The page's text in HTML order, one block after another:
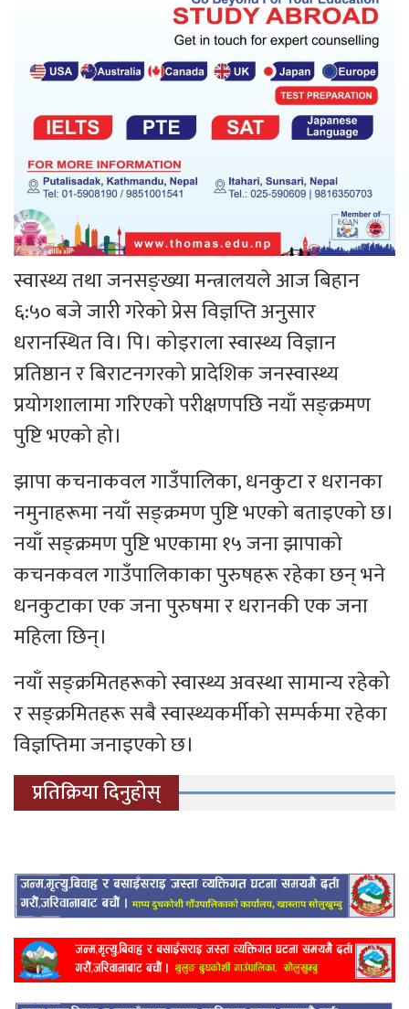
स्वास्थ्य तथा जनसङ्ख्या मन्त्रालयले आज बिहान
६:५० बजे जारी गरेको प्रेस विज्ञप्ति अनुसार
धरानस्थित वि। पि। कोइराला स्वास्थ्य विज्ञान
प्रतिष्ठान र बिराटनगरको प्रादेशिक जनस्वास्थ्य
प्रयोगशालामा गरिएको परीक्षणपछि नयाँ सङ्क्रमण
पुष्टि भएको हो।
झापा कचनाकवल गाउँपालिका, धनकुटा र धरानका
नमुनाहरूमा नयाँ सङ्क्रमण पुष्टि भएको बताइएको छ।
नयाँ सङ्क्रमण पुष्टि भएकामा १५ जना झापाको
कचनकवल गाउँपालिकाका पुरुषहरू रहेका छन् भने
धनकुटाका एक जना पुरुषमा र धरानकी एक जना
महिला छिन्।
नयाँ सङ्क्रमितहरूको स्वास्थ्य अवस्था सामान्य रहेको
र सङ्क्रमितहरू सबै स्वास्थ्यकर्मीको सम्पर्कमा रहेका
विज्ञप्तिमा जनाइएको छ।
प्रतिक्रिया दिनुहोस्